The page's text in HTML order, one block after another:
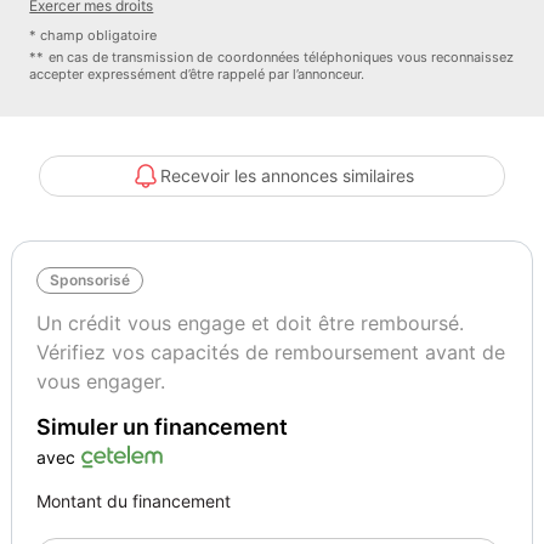
- Essuie-Glaces Avec Capteur De Pluie,
- Cache-bagages / store,
- Système De Surveillance De La Pression Des Pneus,
éclairée,
- Correcteur Électronique De Stabilité,
- Réglage automatique de la portée des phares,
- Système antiblocage (ABS),
- Pack Active Lighting,
- Volant Avec Palettes De Changement De Vitesse,
- Système d'aide à la conduite : Frein multicollision (Multi Collision
- Réservoir AD-Blue,
- Phares Antibrouillard Avant,
- Direction Assistée,
Exercer mes droits
* champ obligatoire
** en cas de transmission de coordonnées téléphoniques vous reconnaissez
accepter expressément d’être rappelé par l’annonceur.
Recevoir les annonces similaires
Sponsorisé
Un crédit vous engage et doit être remboursé.
Vérifiez vos capacités de remboursement avant de
vous engager.
Simuler un financement
avec
Montant du financement